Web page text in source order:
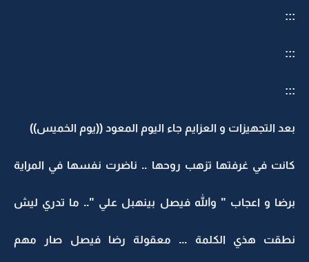
:::
:::
:::
بعد التجهيزات و العزايم جاء اليوم المعود ((يوم الخميس))
كانت في غرفتها تزهب روحها .. ناضرت نفسها في المراية
برضا و اعجاب " والله فيصل بينهبل علي ".. ما تدري ليش
نطقت هذي الكلمة ... معقولة رضا فيصل صار مهم